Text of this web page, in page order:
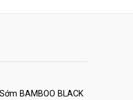
BAMBOO BLACK